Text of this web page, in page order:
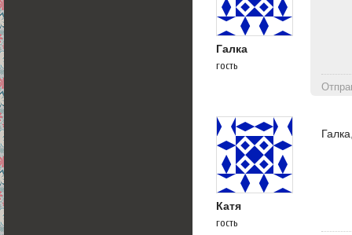
Галка
гость
Катя
гость